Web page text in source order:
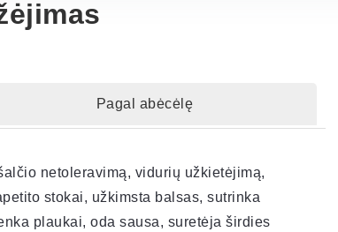
Pagal abėcėlę
netoleravimą, vidurių užkietėjimą,
stokai, užkimsta balsas, sutrinka
plaukai, oda sausa, suretėja širdies